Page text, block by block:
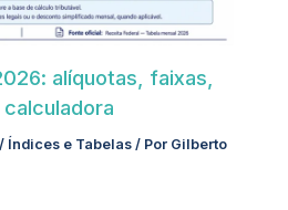
alíquotas, faixas,
/ Índices e Tabelas/ Por Gilberto